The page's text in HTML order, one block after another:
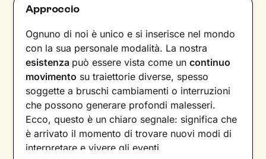
Approccio
Ognuno di noi è unico e si inserisce nel mondo
con la sua personale modalità. La nostra
esistenza può essere vista come uncontinuo
movimento su traiettorie diverse, spesso
soggette a bruschi cambiamenti o interruzioni
che possono generare profondi malesseri.
Ecco, questo è un chiaro segnale: significa che
è arrivato il momento di trovare nuovi modi di
interpretare e vivere gli eventi.